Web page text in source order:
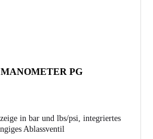
PG
in bar und lbs/psi, integriertes
Ablassventil